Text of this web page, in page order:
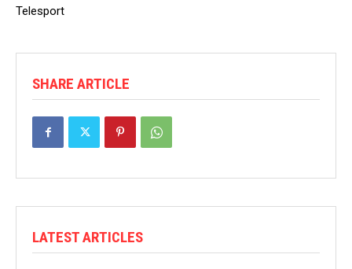
Telesport
SHARE ARTICLE
LATEST ARTICLES